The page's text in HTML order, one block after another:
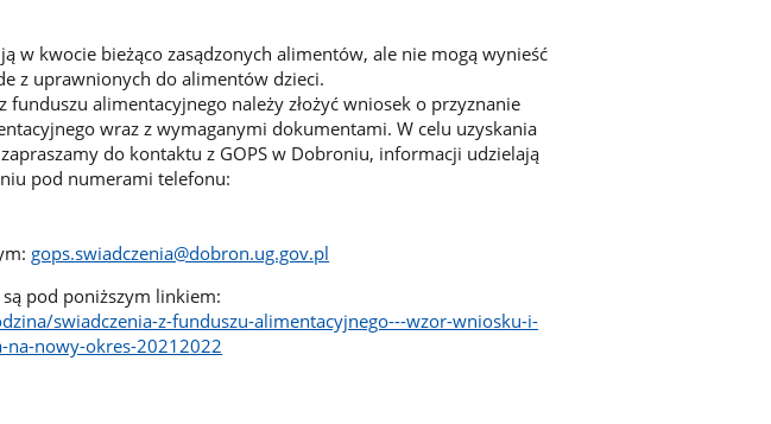
w kwocie bieżąco zasądzonych alimentów, ale nie mogą wynieść
z uprawnionych do alimentów dzieci.
funduszu alimentacyjnego należy złożyć wniosek o przyznanie
wraz z wymaganymi dokumentami. W celu uzyskania
do kontaktu z GOPS w Dobroniu, informacji udzielają
pod numerami telefonu:
gops.swiadczenia@dobron.ug.gov.pl
pod poniższym linkiem:
swiadczenia-z-funduszu-alimentacyjnego---wzor-wniosku-i-
na-nowy-okres-20212022